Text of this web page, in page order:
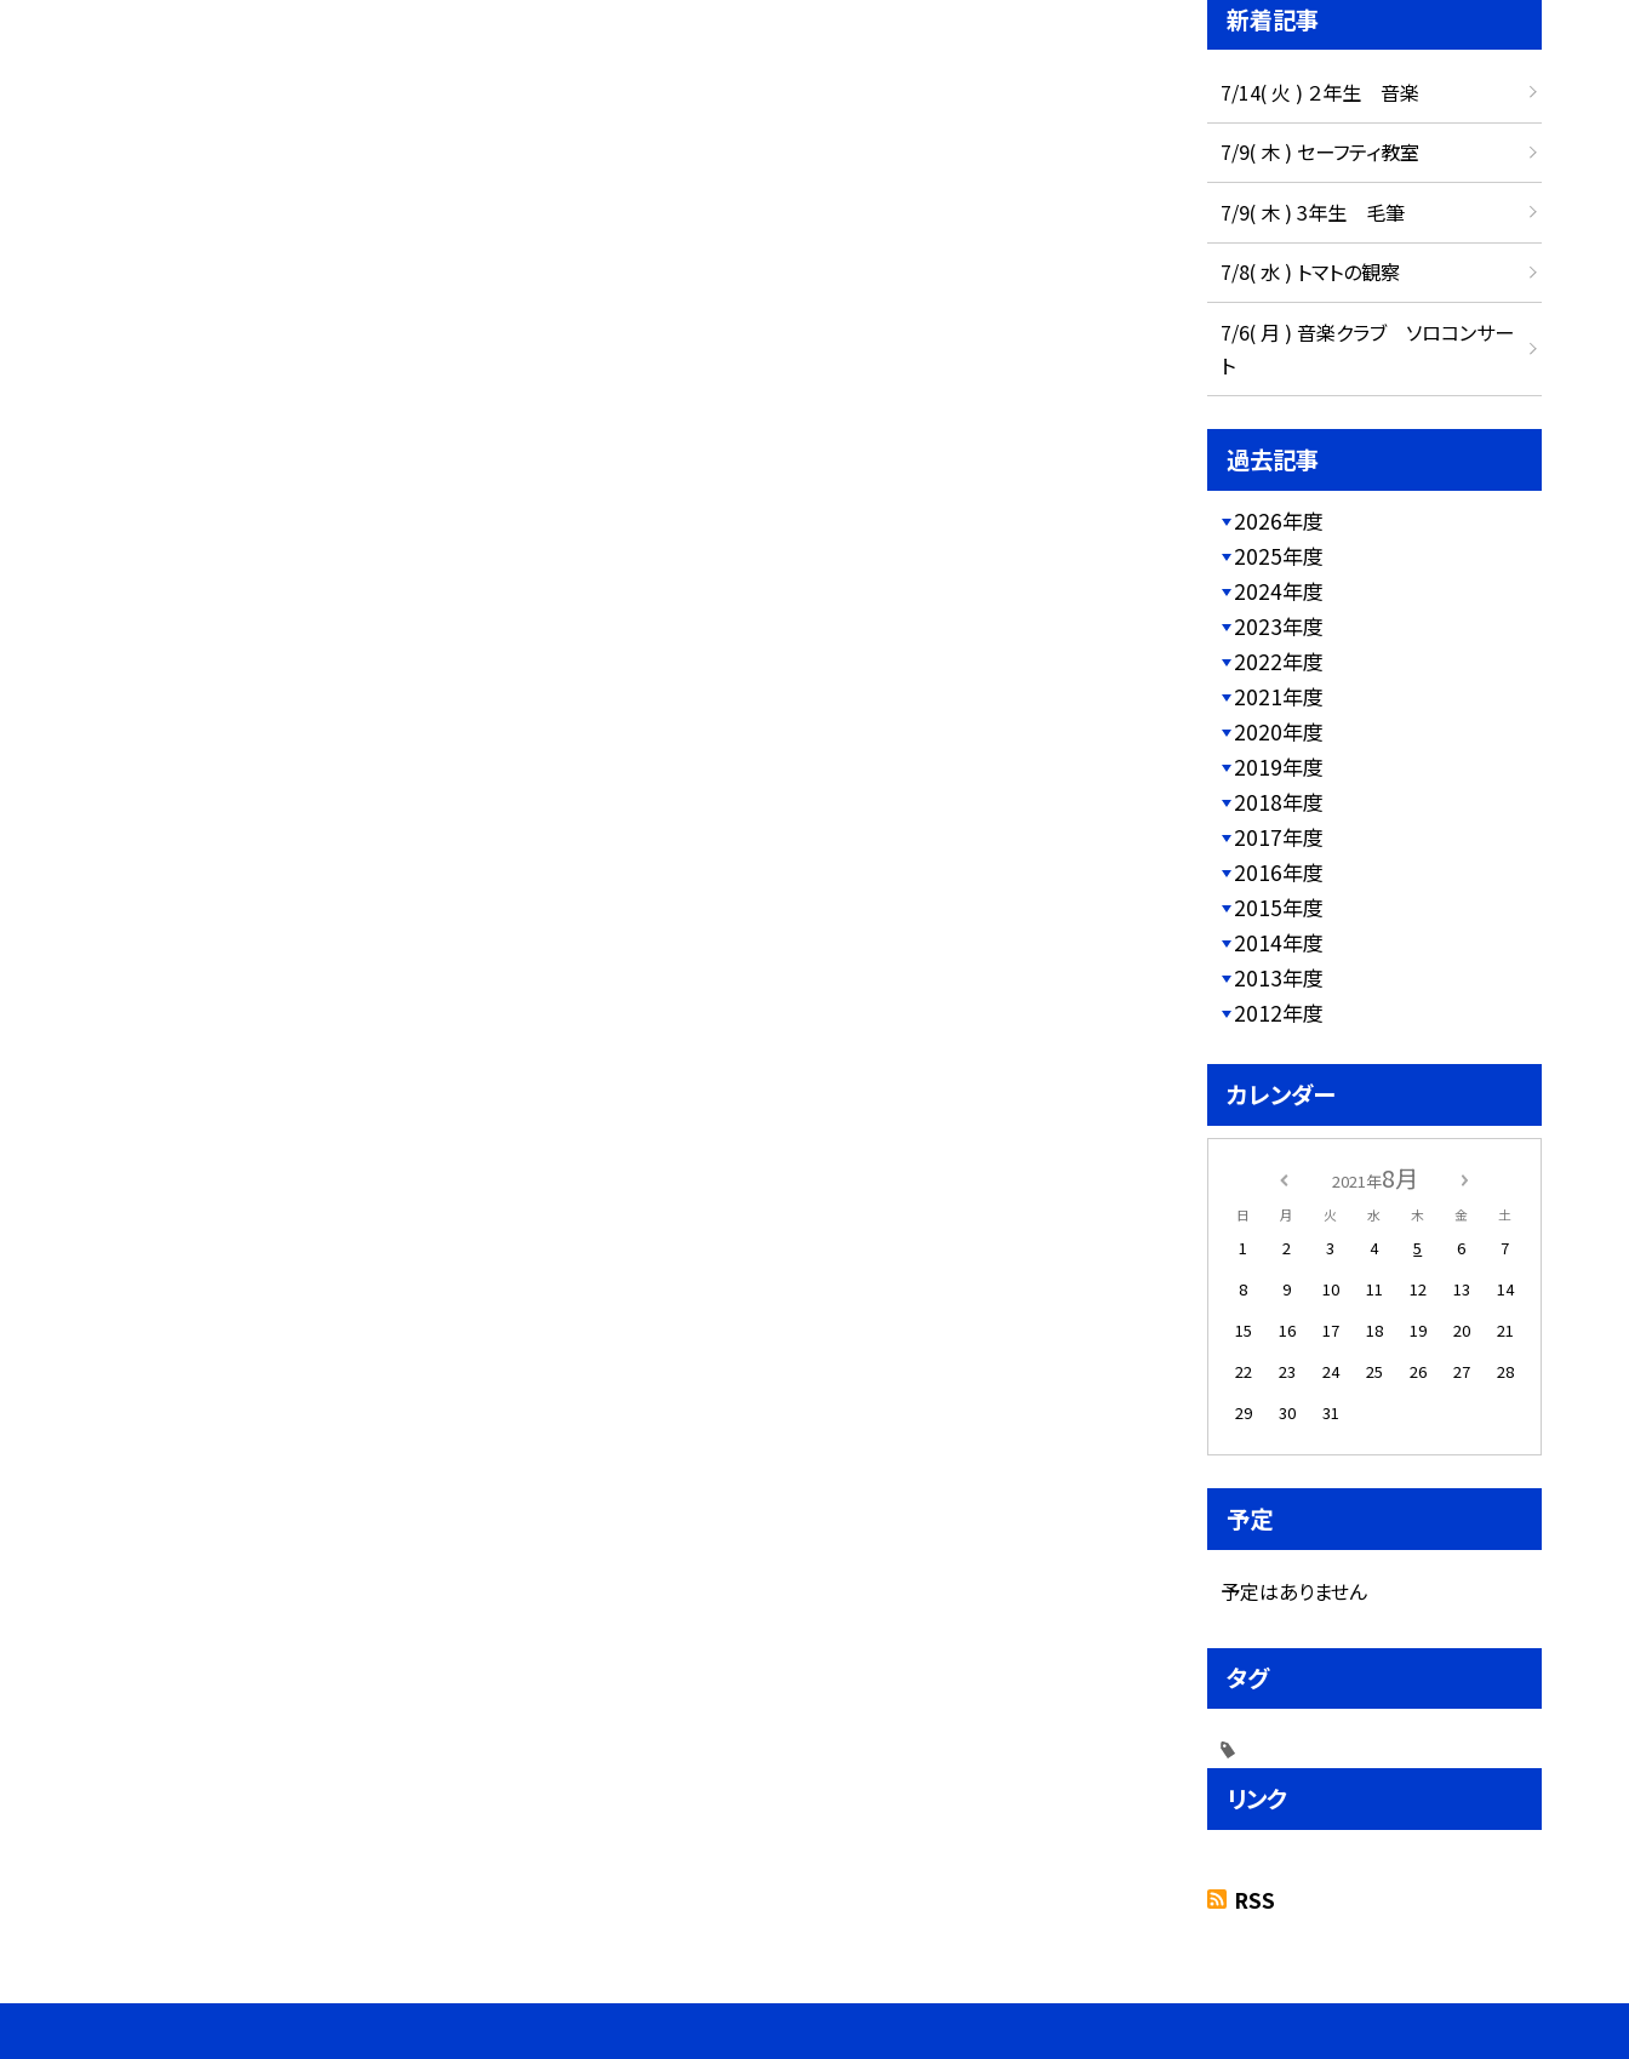
新着記事
7/14( 火 ) ２年生 音楽
7/9( 木 ) セーフティ教室
7/9( 木 ) 3年生 毛筆
7/8( 水 ) トマトの観察
7/6( 月 ) 音楽クラブ ソロコンサー
ト
過去記事
2026年度
2025年度
2024年度
2023年度
2022年度
2021年度
2020年度
2019年度
2018年度
2017年度
2016年度
2015年度
2014年度
2013年度
2012年度
カレンダー
2021年8月
日 月 火 水 木 金 土
1 2 3 4 5 6
7
8
9 10 11 12 13
14
15
16 17 18 19 20
21
22
23 24 25 26 27
28
29
30 31
予定
予定はありません
タグ
リンク
RSS